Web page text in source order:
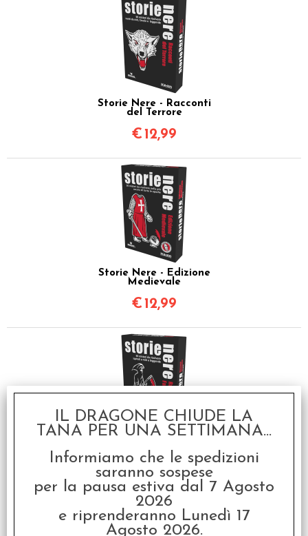
Storie Nere - Racconti
del Terrore
€ 12,99
Storie Nere - Edizione
Medievale
€ 12,99
Fantastici
€ 12,99
IL DRAGONE CHIUDE LA
TANA PER UNA SETTIMANA...
Informiamo che le spedizioni
saranno sospese
per la pausa estiva dal 7 Agosto
2026
e riprenderanno Lunedì 17
Agosto 2026.